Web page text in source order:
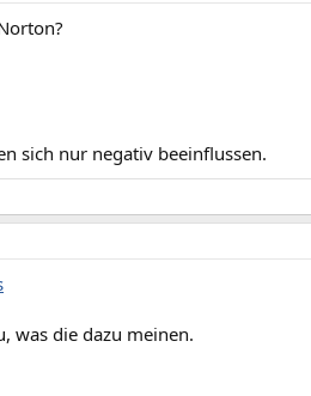
sich nur negativ beeinflussen.
was die dazu meinen.